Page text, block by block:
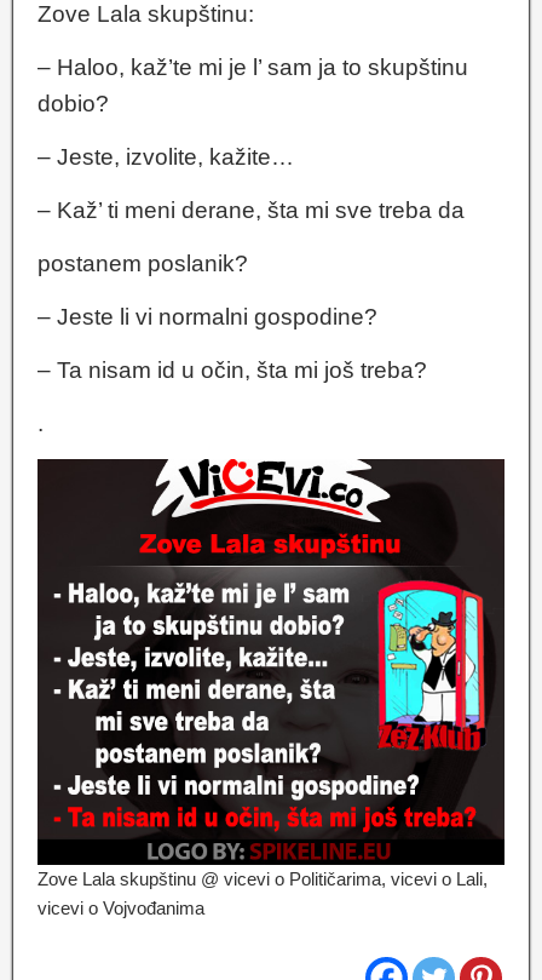
Zove Lala skupštinu:
– Haloo, kaž’te mi je l’ sam ja to skupštinu
dobio?
– Jeste, izvolite, kažite…
– Kaž’ ti meni derane, šta mi sve treba da
postanem poslanik?
– Jeste li vi normalni gospodine?
– Ta nisam id u očin, šta mi još treba?
.
Zove Lala skupštinu @ vicevi o Političarima, vicevi o Lali,
vicevi o Vojvođanima